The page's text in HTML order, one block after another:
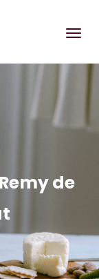
de